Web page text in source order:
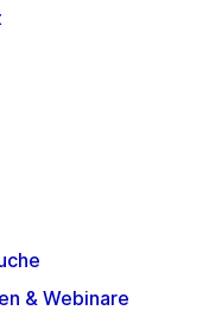
& Webinare